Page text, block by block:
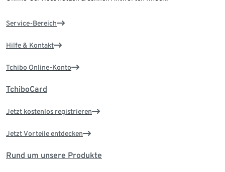
Service-Bereich
Hilfe & Kontakt
Tchibo Online-Konto
TchiboCard
Jetzt kostenlos registrieren
Jetzt Vorteile entdecken
Rund um unsere Produkte